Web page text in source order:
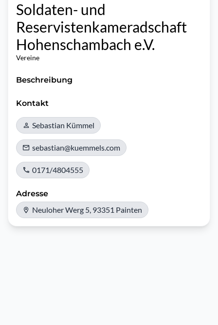
Soldaten- und
Reservistenkameradschaft
Hohenschambach e.V.
Vereine
Beschreibung
Kontakt
Sebastian Kümmel
sebastian@kuemmels.com
0171/4804555
Adresse
Neuloher Werg 5, 93351 Painten